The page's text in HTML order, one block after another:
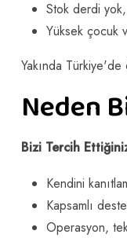
Stok derdi
Yüksek çocuk
Yakında
Neden
Bizi Tercih
Kendini
Kapsamlı
Operasyon,